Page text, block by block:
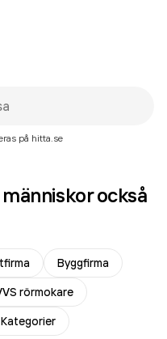
på hitta.se
också
Byggfirma
rörmokare